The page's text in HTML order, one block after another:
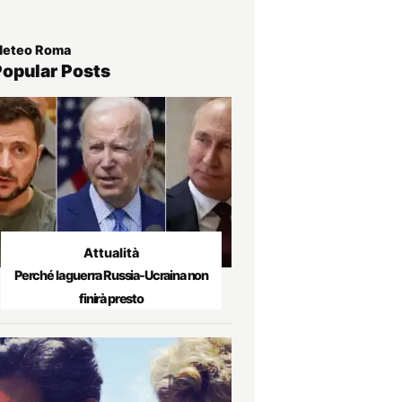
Roma
Posts
Attualità
Perché la guerra Russia-Ucraina non
finirà presto